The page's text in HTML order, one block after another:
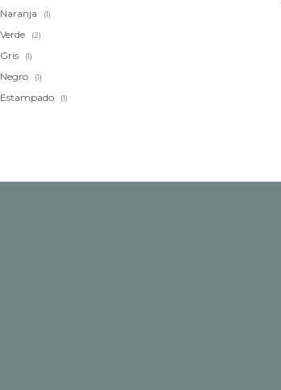
Naranja (1)
Verde (2)
Gris (1)
Negro (1)
Estampado (1)